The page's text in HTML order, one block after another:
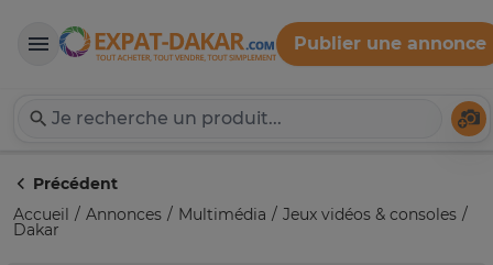
Expat-Dakar
Publier une annonce
Précédent
Accueil
Annonces Multimédia Jeux vidéos & consoles
Dakar